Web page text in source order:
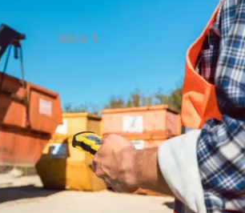
Slide 1